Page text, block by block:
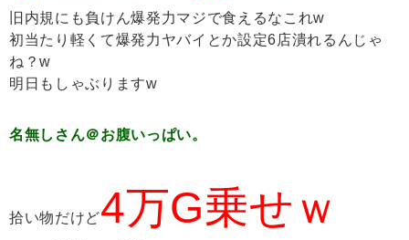
旧内規にも負けん爆発力マジで食えるなこれw
初当たり軽くて爆発力ヤバイとか設定6店潰れるんじゃ
ね？w
明日もしゃぶりますw
名無しさん＠お腹いっぱい。
拾い物だけど4万G乗せｗ